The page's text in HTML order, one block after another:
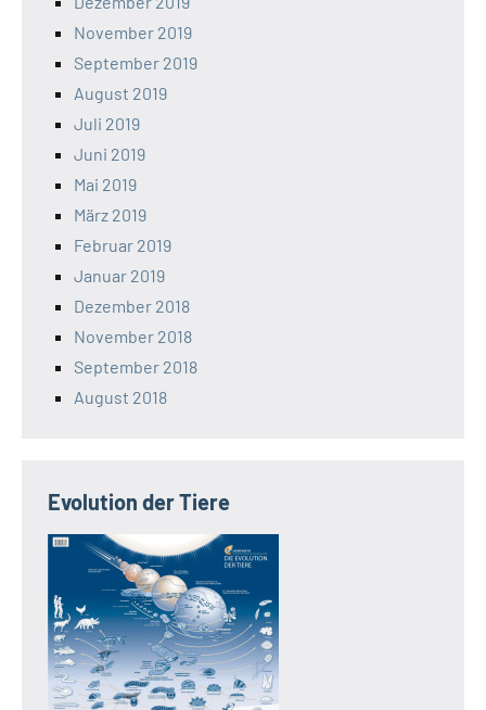
November 2019
September 2019
August 2019
Juli 2019
Juni 2019
Mai 2019
März 2019
Februar 2019
Januar 2019
Dezember 2018
November 2018
September 2018
August 2018
Evolution der Tiere